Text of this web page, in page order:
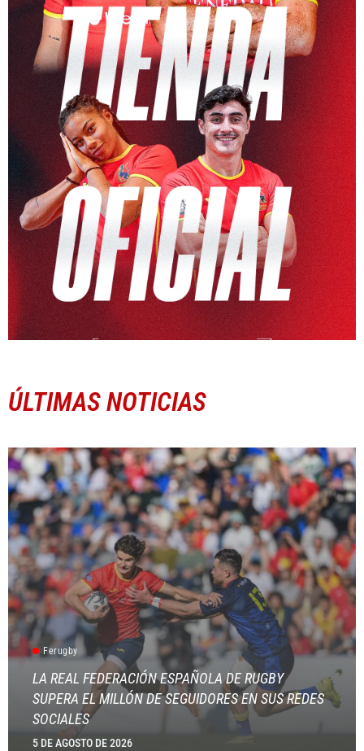
ÚLTIMAS NOTICIAS
Ferugby
LA REAL FEDERACIÓN ESPAÑOLA DE RUGBY
SUPERA EL MILLÓN DE SEGUIDORES EN SUS REDES
SOCIALES
5 DE AGOSTO DE 2026